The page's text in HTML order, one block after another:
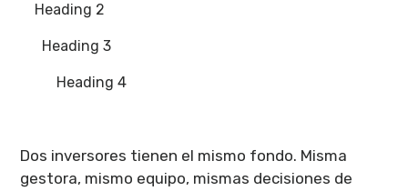
Heading 2
Heading 3
Heading 4
Dos inversores tienen el mismo fondo. Misma
gestora, mismo equipo, mismas decisiones de